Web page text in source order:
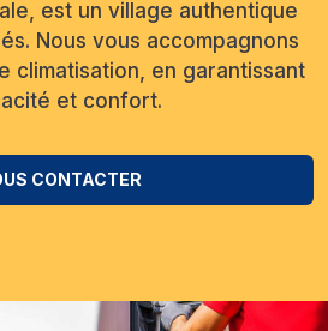
est un village authentique
Nous vous accompagnons
climatisation, en garantissant
et confort.
CONTACTER